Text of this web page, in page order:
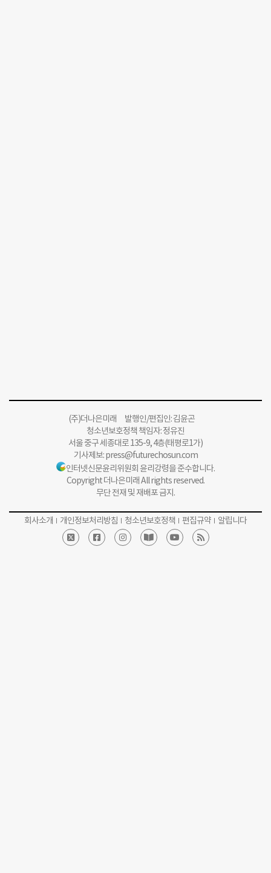
(주)더나은미래 발행인/편집인: 김윤곤
청소년보호정책 책임자: 정유진
서울 중구 세종대로 135-9, 4층(태평로1가)
기사제보:press@futurechosun.com
인터넷신문윤리위원회 윤리강령을 준수합니다.
Copyright 더나은미래 All rights reserved.
무단 전재 및 재배포 금지.
회사소개 개인정보처리방침 청소년보호정책 편집규약 알립니다